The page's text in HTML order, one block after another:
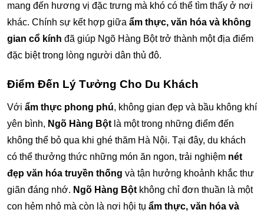
mang đến hương vị đặc trưng mà khó có thể tìm thấy ở nơi
khác. Chính sự kết hợp giữa ẩm thực, văn hóa và không
gian cổ kính đã giúp Ngõ Hàng Bột trở thành một địa điểm
đặc biệt trong lòng người dân thủ đô.
Điểm Đến Lý Tưởng Cho Du Khách
Với ẩm thực phong phú, không gian đẹp và bầu không khí
yên bình, Ngõ Hàng Bột là một trong những điểm đến
không thể bỏ qua khi ghé thăm Hà Nội. Tại đây, du khách
có thể thưởng thức những món ăn ngon, trải nghiệm nét
đẹp văn hóa truyền thống và tận hưởng khoảnh khắc thư
giãn đáng nhớ. Ngõ Hàng Bột không chỉ đơn thuần là một
con hẻm nhỏ mà còn là nơi hội tụ ẩm thực, văn hóa và